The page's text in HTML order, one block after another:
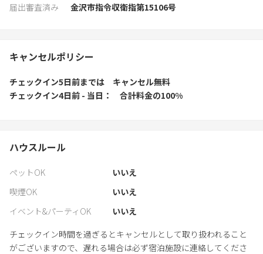
届出審査済み
金沢市指令収衛指第15106号
キャンセルポリシー
チェックイン5日前までは
キャンセル無料
チェックイン4日前 - 当日
合計料金の100%
ハウスルール
ペットOK
いいえ
喫煙OK
いいえ
イベント&パーティOK
いいえ
チェックイン時間を過ぎるとキャンセルとして取り扱われること
がございますので、遅れる場合は必ず宿泊施設に連絡してくださ